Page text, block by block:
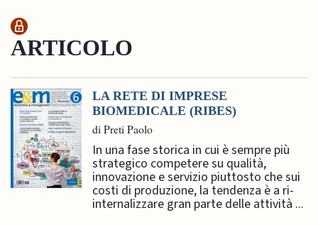
ARTICOLO
LA RETE DI IMPRESE
BIOMEDICALE (RIBES)
di Preti Paolo
In una fase storica in cui è sempre più
strategico competere su qualità,
innovazione e servizio piuttosto che sui
costi di produzione, la tendenza è a ri-
internalizzare gran parte delle attività ...